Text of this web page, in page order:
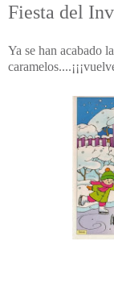
Fiesta del
Ya se han acabado